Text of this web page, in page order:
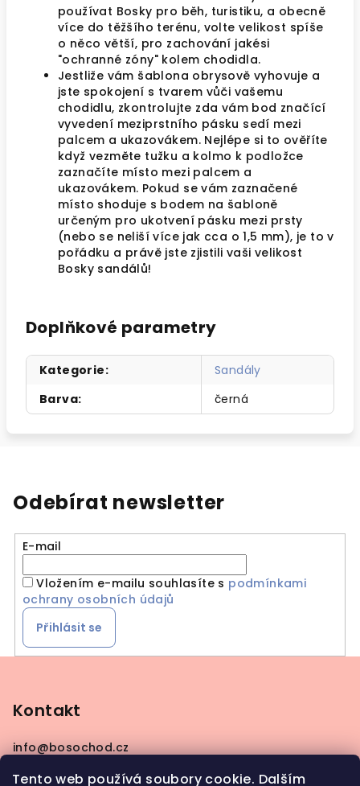
Tento web používá soubory cookie. Dalším
používat Bosky pro běh, turistiku, a obecně
více do těžšího terénu, volte velikost spíše
o něco větší, pro zachování jakési
"ochranné zóny" kolem chodidla.
Jestliže vám šablona obrysově vyhovuje a
jste spokojení s tvarem vůči vašemu
chodidlu, zkontrolujte zda vám bod značící
vyvedení meziprstního pásku sedí mezi
palcem a ukazovákem. Nejlépe si to ověříte
když vezměte tužku a kolmo k podložce
zaznačíte místo mezi palcem a
ukazovákem. Pokud se vám zaznačené
místo shoduje s bodem na šabloně
určeným pro ukotvení pásku mezi prsty
(nebo se neliší více jak cca o 1,5 mm), je to v
pořádku a právě jste zjistili vaši velikost
Bosky sandálů!
Doplňkové parametry
Kategorie:
Sandály
Barva: černá
Odebírat newsletter
E-mail
Vložením e-mailu souhlasíte s podmínkami
ochrany osobních údajů
Přihlásit se
t
Kontakt
info@bosochod.cz